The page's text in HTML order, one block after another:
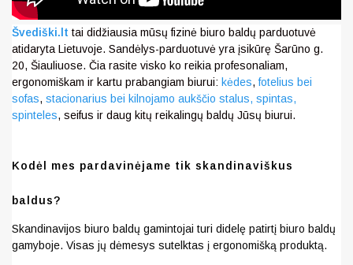
Švediški.lt tai didžiausia mūsų fizinė biuro baldų parduotuvė
atidaryta Lietuvoje. Sandėlys-parduotuvė yra įsikūrę Šarūno g.
20, Šiauliuose. Čia rasite visko ko reikia profesonaliam,
ergonomiškam ir kartu prabangiam biurui: kėdes,fotelius bei
sofas, stacionarius bei kilnojamo aukščio stalus, spintas,
spinteles, seifus ir daug kitų reikalingų baldų Jūsų biurui.
Kodėl mes pardavinėjame tik skandinaviškus
baldus?
Skandinavijos biuro baldų gamintojai turi didelę patirtį biuro baldų
gamyboje. Visas jų dėmesys sutelktas į ergonomišką produktą.